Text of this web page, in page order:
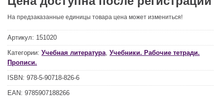
На предзаказанные единицы товара цена может измениться!
Артикул: 151020
Категории: Учебная литература Учебники. Рабочие тетради.
Прописи.
ISBN: 978-5-90718-826-6
EAN: 9785907188266